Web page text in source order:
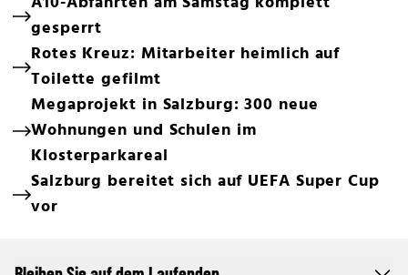
gesperrt
Rotes Kreuz: Mitarbeiter heimlich auf
Toilette gefilmt
Megaprojekt in Salzburg: 300 neue
Wohnungen und Schulen im
Klosterparkareal
Salzburg bereitet sich auf UEFA Super Cup
vor